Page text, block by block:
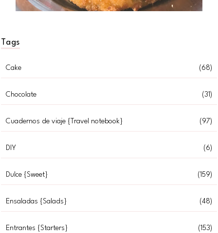
Tags
Cake (68)
Chocolate (31)
Cuadernos de viaje {Travel notebook} (97)
DIY (6)
Dulce {Sweet} (159)
Ensaladas {Salads} (48)
Entrantes {Starters} (153)